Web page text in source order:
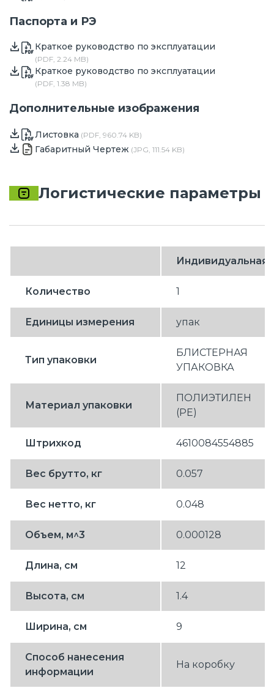
Паспорта и РЭ
Краткое руководство по эксплуатации
(PDF, 2.24 MB)
Краткое руководство по эксплуатации
(PDF, 1.38 MB)
Дополнительные изображения
Листовка (PDF, 960.74 KB)
Габаритный Чертеж (JPG, 111.54 KB)
Логистические параметры
Индивидуальная
Количество 1
Единицы измерения упак
Тип упаковки
БЛИСТЕРНАЯ
УПАКОВКА
Материал упаковки
ПОЛИЭТИЛЕН
(PE)
Штрихкод 4610084554885
Вес брутто, кг 0.057
Вес нетто, кг 0.048
Объем, м^3 0.000128
Длина, см 12
Высота, см 1.4
Ширина, см 9
Способ нанесения
информации
На коробку